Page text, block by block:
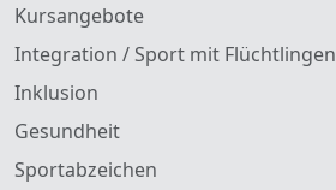
Kursangebote
Integration / Sport mit Flüchtlingen
Inklusion
Gesundheit
Sportabzeichen